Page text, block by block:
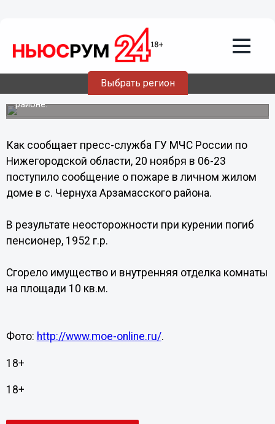
Выбрать регион
21.11.201309:55
Недокуренная сигарета погубила
нижегородского пенсионера
Трагическое происшествие случилось в Арзамасском
районе.
Как сообщает пресс-служба ГУ МЧС России по
Нижегородской области, 20 ноября в 06-23
поступило сообщение о пожаре в личном жилом
доме в с. Чернуха Арзамасского района.
В результате неосторожности при курении погиб
пенсионер, 1952 г.р.
Сгорело имущество и внутренняя отделка комнаты
на площади 10 кв.м.
Фото: http://www.moe-online.ru/.
18+
18+